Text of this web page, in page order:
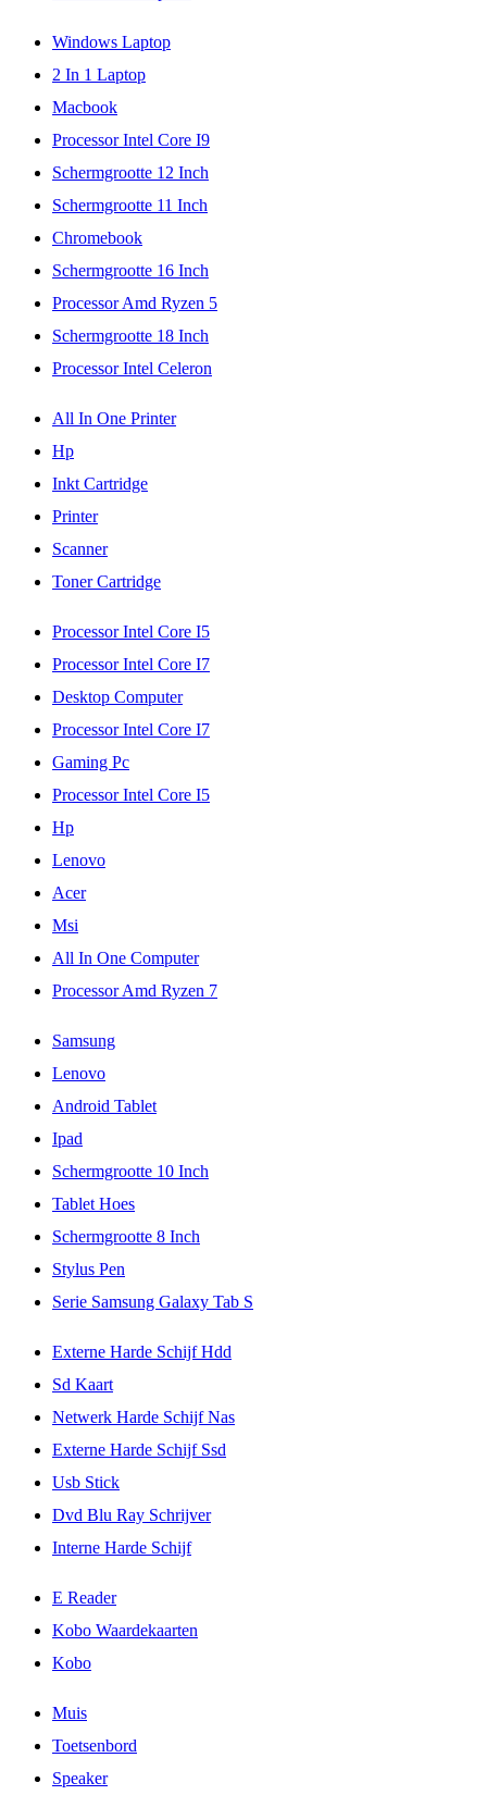
Windows Laptop
2 In 1 Laptop
Macbook
Processor Intel Core I9
Schermgrootte 12 Inch
Schermgrootte 11 Inch
Chromebook
Schermgrootte 16 Inch
Processor Amd Ryzen 5
Schermgrootte 18 Inch
Processor Intel Celeron
All In One Printer
Hp
Inkt Cartridge
Printer
Scanner
Toner Cartridge
Processor Intel Core I5
Processor Intel Core I7
Desktop Computer
Processor Intel Core I7
Gaming Pc
Processor Intel Core I5
Hp
Lenovo
Acer
Msi
All In One Computer
Processor Amd Ryzen 7
Samsung
Lenovo
Android Tablet
Ipad
Schermgrootte 10 Inch
Tablet Hoes
Schermgrootte 8 Inch
Stylus Pen
Serie Samsung Galaxy Tab S
Externe Harde Schijf Hdd
Sd Kaart
Netwerk Harde Schijf Nas
Externe Harde Schijf Ssd
Usb Stick
Dvd Blu Ray Schrijver
Interne Harde Schijf
E Reader
Kobo Waardekaarten
Kobo
Muis
Toetsenbord
Speaker